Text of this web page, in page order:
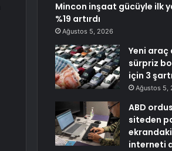
Mincon inşaat gücüyle ilk
%19 artırdı
Ağustos 5, 2026
Yeni
sürpriz
için 3
Ağustos 5,
ABD
siteden
interneti